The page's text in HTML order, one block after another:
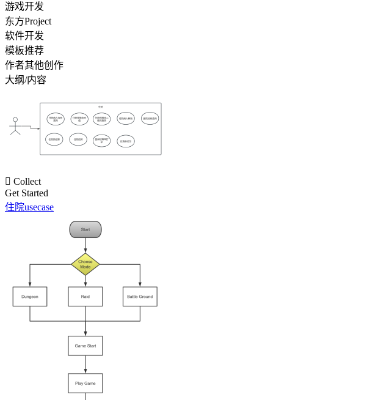
游戏开发
东方Project
软件开发
模板推荐
作者其他创作
大纲/内容
 Collect
Get Started
住院usecase